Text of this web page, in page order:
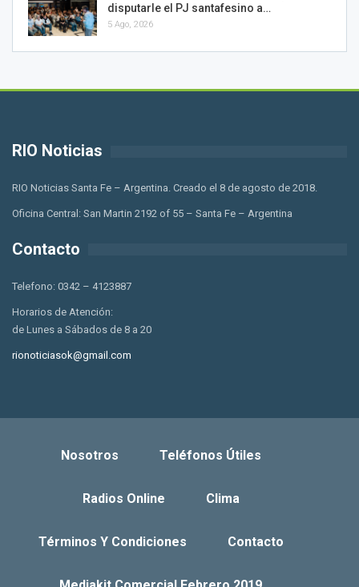
disputarle el PJ santafesino a…
5 Ago, 2026
RIO Noticias
RIO Noticias Santa Fe – Argentina. Creado el 8 de agosto de 2018.
Oficina Central: San Martin 2192 of 55 – Santa Fe – Argentina
Contacto
Telefono: 0342 – 4123887
Horarios de Atención:
de Lunes a Sábados de 8 a 20
rionoticiasok@gmail.com
Nosotros Teléfonos Útiles
Radios Online Clima
Términos Y Condiciones Contacto